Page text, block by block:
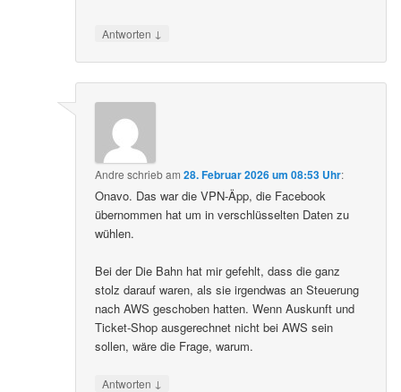
Antworten ↓
Andre schriebam28. Februar 2026 um 08:53 Uhr:
Onavo. Das war die VPN-Äpp, die Facebook
übernommen hat um in verschlüsselten Daten zu
wühlen.
Bei der Die Bahn hat mir gefehlt, dass die ganz
stolz darauf waren, als sie irgendwas an Steuerung
nach AWS geschoben hatten. Wenn Auskunft und
Ticket-Shop ausgerechnet nicht bei AWS sein
sollen, wäre die Frage, warum.
Antworten ↓